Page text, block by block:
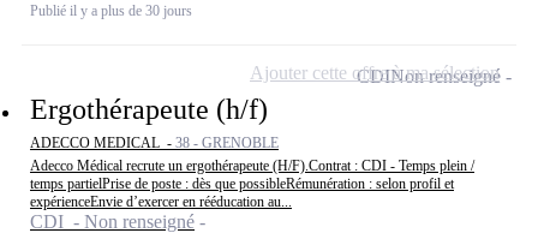
Publié il y a plus de 30 jours
Ergothérapeute (h/f)
ADECCO MEDICAL - 38 - GRENOBLE
Adecco Médical recrute un ergothérapeute (H/F).Contrat : CDI - Temps plein /
temps partielPrise de poste : dès que possibleRémunération : selon profil et
expérienceEnvie d’exercer en rééducation au...
CDI - Non renseigné
CDINon renseigné
Ajouter cette offre à ma sélection